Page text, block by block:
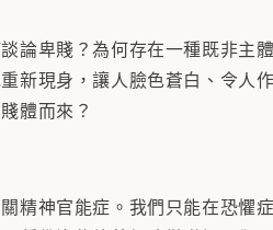
論卑賤？為何存在一種既非主
新現身，讓人臉色蒼白、令人
體而來？
精神官能症。我們只能在恐懼